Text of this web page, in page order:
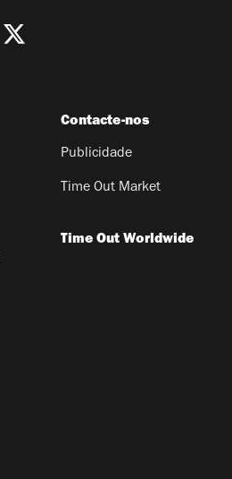
Contacte-nos
Publicidade
Time Out Market
Time Out Worldwide